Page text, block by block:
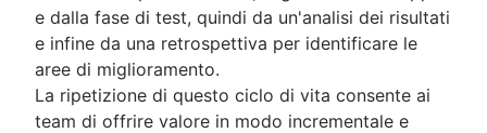
Progettazione del prodotto
Product-led growth
Story mapping
e dalla fase di test, quindi da un'analisi dei risultati
e infine da una retrospettiva per identificare le
aree di miglioramento.
La ripetizione di questo ciclo di vita consente ai
team di offrire valore in modo incrementale e